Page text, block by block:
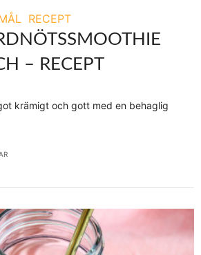
RECEPT
– RECEPT
krämigt och gott med en behaglig